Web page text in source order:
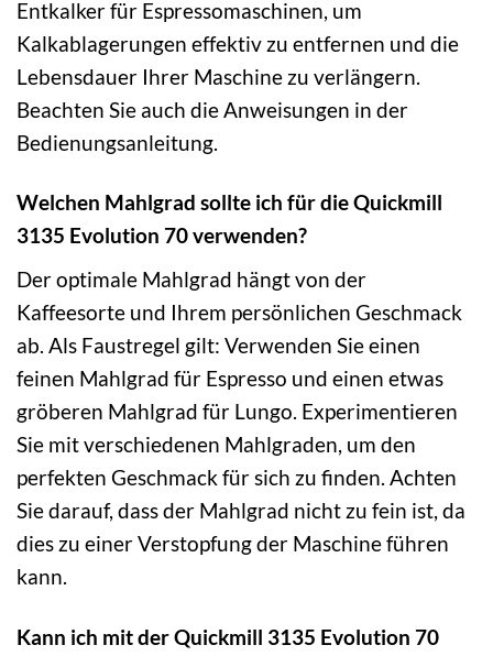
Entkalker für Espressomaschinen, um
Kalkablagerungen effektiv zu entfernen und die
Lebensdauer Ihrer Maschine zu verlängern.
Beachten Sie auch die Anweisungen in der
Bedienungsanleitung.
Welchen Mahlgrad sollte ich für die Quickmill
3135 Evolution 70 verwenden?
Der optimale Mahlgrad hängt von der
Kaffeesorte und Ihrem persönlichen Geschmack
ab. Als Faustregel gilt: Verwenden Sie einen
feinen Mahlgrad für Espresso und einen etwas
gröberen Mahlgrad für Lungo. Experimentieren
Sie mit verschiedenen Mahlgraden, um den
perfekten Geschmack für sich zu finden. Achten
Sie darauf, dass der Mahlgrad nicht zu fein ist, da
dies zu einer Verstopfung der Maschine führen
kann.
Kann ich mit der Quickmill 3135 Evolution 70